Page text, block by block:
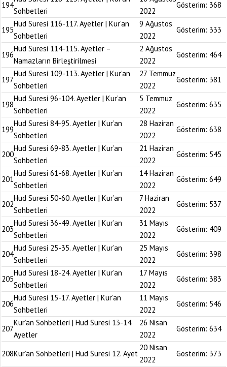
194
Sohbetleri
2022
Gösterim: 368
195
Hud Suresi 116-117. Ayetler | Kur’an
Sohbetleri
9 Ağustos
2022
Gösterim: 333
196
Hud Suresi 114-115. Ayetler –
Namazların Birleştirilmesi
2 Ağustos
2022
Gösterim: 464
197
Hud Suresi 109-113. Ayetler | Kur’an
Sohbetleri
27 Temmuz
2022
Gösterim: 381
198
Hud Suresi 96-104. Ayetler | Kur’an
Sohbetleri
5 Temmuz
2022
Gösterim: 635
199
Hud Suresi 84-95. Ayetler | Kur’an
Sohbetleri
28 Haziran
2022
Gösterim: 638
200
Hud Suresi 69-83. Ayetler | Kur’an
Sohbetleri
21 Haziran
2022
Gösterim: 545
201
Hud Suresi 61-68. Ayetler | Kur’an
Sohbetleri
14 Haziran
2022
Gösterim: 649
202
Hud Suresi 50-60. Ayetler | Kur’an
Sohbetleri
7 Haziran
2022
Gösterim: 537
203
Hud Suresi 36-49. Ayetler | Kur’an
Sohbetleri
31 Mayıs
2022
Gösterim: 409
204
Hud Suresi 25-35. Ayetler | Kur’an
Sohbetleri
25 Mayıs
2022
Gösterim: 398
205
Hud Suresi 18-24. Ayetler | Kur’an
Sohbetleri
17 Mayıs
2022
Gösterim: 383
206
Hud Suresi 15-17. Ayetler | Kur’an
Sohbetleri
11 Mayıs
2022
Gösterim: 546
207
Kur’an Sohbetleri | Hud Suresi 13-14.
Ayetler
26 Nisan
2022
Gösterim: 634
208Kur’an Sohbetleri | Hud Suresi 12. Ayet
20 Nisan
2022
Gösterim: 373